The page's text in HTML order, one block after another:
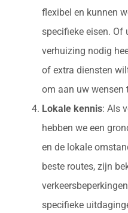
flexibel en kunnen
specifieke eisen. Of
verhuizing nodig
of extra diensten
om aan uw wensen
Lokale kennis: Als
hebben we een
en de lokale
beste routes, zijn
specifieke